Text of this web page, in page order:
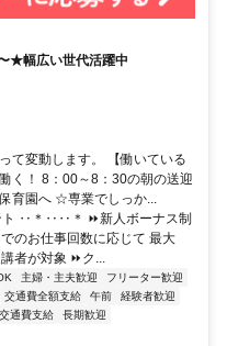
★幅広い世代活躍中
て変動します。 【働いている
く！ 8：00～8：30の朝の送迎
育園へ ☆専業でしっか...
‥＊‥‥＊ ⏩新人ボーナス制
のお仕事回数に応じて 最大
者が対象 ⏩ク...
主婦・主夫歓迎
フリーター歓迎
交通費全額支給 午前
経験者歓迎
交通費支給
長期歓迎